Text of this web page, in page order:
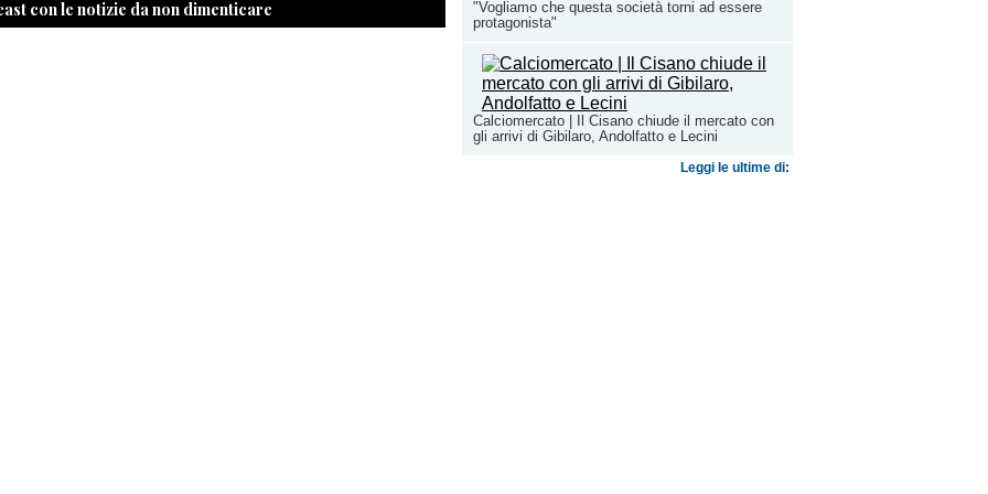
"Vogliamo che questa società torni ad essere
protagonista"
Calciomercato | Il Cisano chiude il mercato con
gli arrivi di Gibilaro, Andolfatto e Lecini
Leggi le ultime di:
con le notizie da non dimenticare